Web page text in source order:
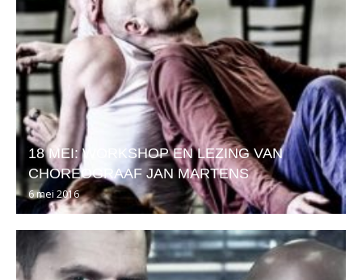
18 MEI: WORKSHOP EN LEZING VAN
CHOREOGRAAF JAN MARTENS
6 mei 2016